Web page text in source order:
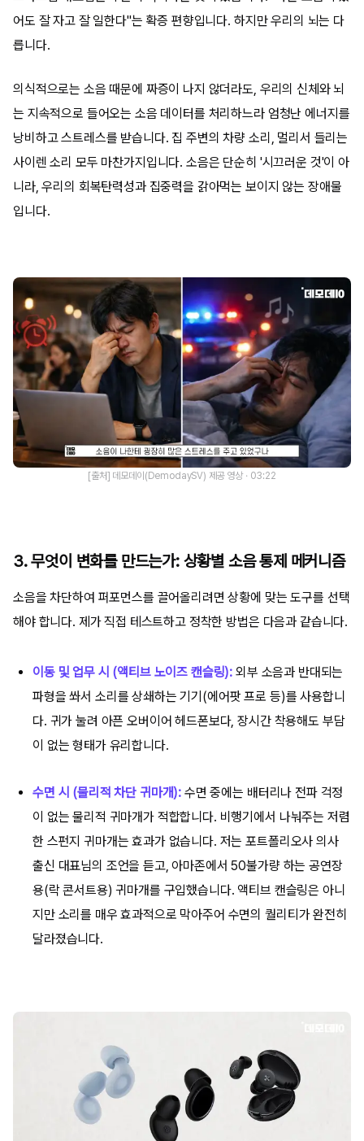
어도 잘 자고 잘 일한다"는 확증 편향입니다. 하지만 우리의 뇌는 다
릅니다.
의식적으로는 소음 때문에 짜증이 나지 않더라도, 우리의 신체와 뇌
는 지속적으로 들어오는 소음 데이터를 처리하느라 엄청난 에너지를
낭비하고 스트레스를 받습니다. 집 주변의 차량 소리, 멀리서 들리는
사이렌 소리 모두 마찬가지입니다. 소음은 단순히 '시끄러운 것'이 아
니라, 우리의 회복탄력성과 집중력을 갉아먹는 보이지 않는 장애물
입니다.
[출처] 데모데이(DemodaySV) 제공 영상 · 03:22
3. 무엇이 변화를 만드는가: 상황별 소음 통제 메커니즘
소음을 차단하여 퍼포먼스를 끌어올리려면 상황에 맞는 도구를 선택
해야 합니다. 제가 직접 테스트하고 정착한 방법은 다음과 같습니다.
이동 및 업무 시 (액티브 노이즈 캔슬링): 외부 소음과 반대되는
파형을 쏴서 소리를 상쇄하는 기기(에어팟 프로 등)를 사용합니
다. 귀가 눌려 아픈 오버이어 헤드폰보다, 장시간 착용해도 부담
이 없는 형태가 유리합니다.
수면 시 (물리적 차단 귀마개): 수면 중에는 배터리나 전파 걱정
이 없는 물리적 귀마개가 적합합니다. 비행기에서 나눠주는 저렴
한 스펀지 귀마개는 효과가 없습니다. 저는 포트폴리오사 의사
출신 대표님의 조언을 듣고, 아마존에서 50불가량 하는 공연장
용(락 콘서트용) 귀마개를 구입했습니다. 액티브 캔슬링은 아니
지만 소리를 매우 효과적으로 막아주어 수면의 퀄리티가 완전히
달라졌습니다.